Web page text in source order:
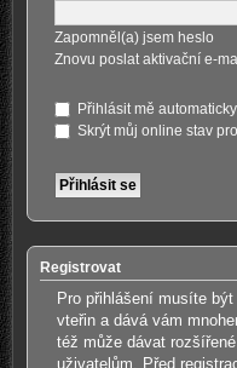
Zapomněl(a) jsem heslo
Znovu poslat aktivační e-
Přihlásit mě
Skrýt můj online stav
Registrovat
Pro přihlášení musíte
vteřin a dává vám
též může dávat
uživatelům. Před